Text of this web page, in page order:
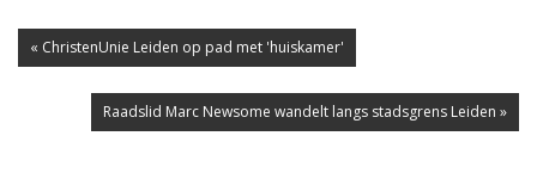
« ChristenUnie Leiden op pad met 'huiskamer'
Raadslid Marc Newsome wandelt langs stadsgrens Leiden »